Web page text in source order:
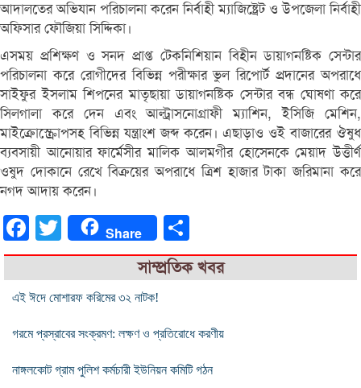
আদালতের অভিযান পরিচালনা করেন নির্বাহী ম্যাজিষ্ট্রেট ও উপজেলা নির্বাহী
অফিসার ফৌজিয়া সিদ্দিকা।
এসময় প্রশিক্ষণ ও সনদ প্রাপ্ত টেকনিশিয়ান বিহীন ডায়াগনষ্টিক সেন্টার
পরিচালনা করে রোগীদের বিভিন্ন পরীক্ষার ভুল রিপোর্ট প্রদানের অপরাধে
সাইফুর ইসলাম শিপনের মাতৃছায়া ডায়াগনষ্টিক সেন্টার বন্ধ ঘোষণা করে
সিলগালা করে দেন এবং আল্ট্রাসনোগ্রাফী ম্যাশিন, ইসিজি মেশিন,
মাইক্রোস্ক্রোপসহ বিভিন্ন যন্ত্রাংশ জব্দ করেন। এছাড়াও ওই বাজারের ঔষুধ
ব্যবসায়ী আনোয়ার ফার্মেসীর মালিক আলমগীর হোসেনকে মেয়াদ উত্তীর্ণ
ওষুদ দোকানে রেখে বিক্রয়ের অপরাধে ত্রিশ হাজার টাকা জরিমানা করে
নগদ আদায় করেন।
FacebookTwitter Share
সাম্প্রতিক খবর
এই ঈদে মোশারফ করিমের ৩২ নাটক!
গরমে প্রস্রাবের সংক্রমণ: লক্ষণ ও প্রতিরোধে করণীয়
নাঙ্গলকোট গ্রাম পুলিশ কর্মচারী ইউনিয়ন কমিটি গঠন